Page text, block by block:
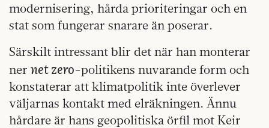
modernisering, hårda prioriteringar och en
stat som fungerar snarare än poserar.
Särskilt intressant blir det när han monterar
ner net zero-politikens nuvarande form och
konstaterar att klimatpolitik inte överlever
väljarnas kontakt med elräkningen. Ännu
hårdare är hans geopolitiska örfil mot Keir